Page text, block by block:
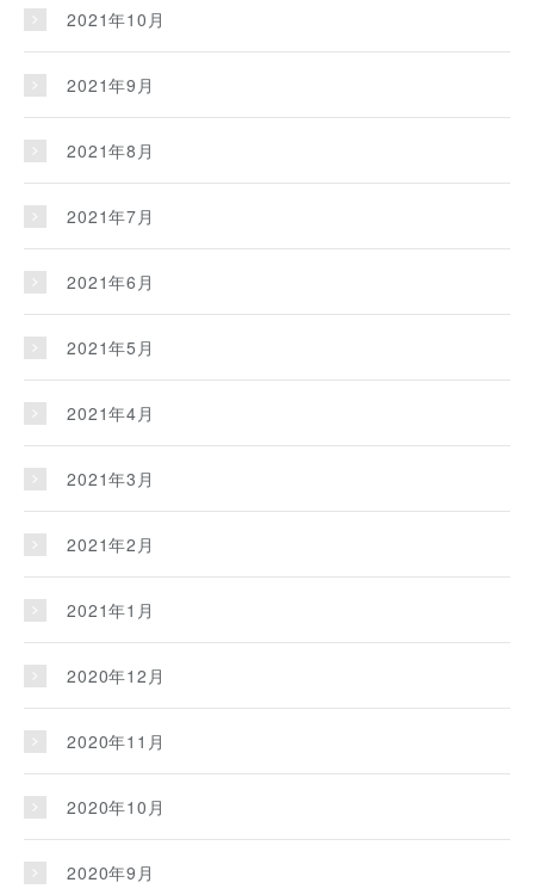
2021年10月
2021年9月
2021年8月
2021年7月
2021年6月
2021年5月
2021年4月
2021年3月
2021年2月
2021年1月
2020年12月
2020年11月
2020年10月
2020年9月